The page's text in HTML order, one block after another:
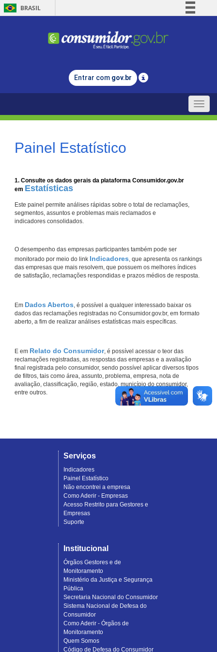
BRASIL
Comunica BR
Legislação
Entrar com gov.br
Toggle
Painel Estatístico
1. Consulte os dados gerais da plataforma Consumidor.gov.br
em Estatísticas
Este painel permite análises rápidas sobre o total de reclamações,
segmentos, assuntos e problemas mais reclamados e
indicadores consolidados.
O desempenho das empresas participantes também pode ser
monitorado por meio do link Indicadores, que apresenta os rankings
das empresas que mais resolvem, que possuem os melhores índices
de satisfação, reclamações respondidas e prazos médios de resposta.
Em Dados Abertos, é possível a qualquer interessado baixar os
dados das reclamações registradas no Consumidor.gov.br, em formato
aberto, a fim de realizar análises estatísticas mais específicas.
E em Relato do Consumidor, é possível acessar o teor das
reclamações registradas, as respostas das empresas e a avaliação
final registrada pelo consumidor, sendo possível aplicar diversos tipos
de filtros, tais como área, assunto, problema, empresa, nota de
avaliação, classificação, região, estado, município do consumidor,
entre outros.
Serviços
Indicadores
Painel Estatístico
Não encontrei a empresa
Como Aderir - Empresas
Acesso Restrito para Gestores e
Empresas
Suporte
Institucional
Órgãos Gestores e de
Monitoramento
Ministério da Justiça e Segurança
Pública
Secretaria Nacional do Consumidor
Sistema Nacional de Defesa do
Consumidor
Como Aderir - Órgãos de
Monitoramento
Quem Somos
Código de Defesa do Consumidor